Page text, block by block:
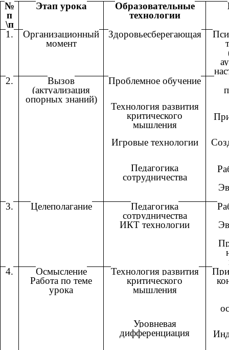
№
п
\п
Этап урока
Образовательные
технологии
1.
Организационный
момент
Здоровьесберегающая
2.
Вызов
(актуализация
опорных знаний)
Проблемное обучение
Технология развития
критического
мышления
Игровые технологии
Педагогика
сотрудничества
3.
Целеполагание
Педагогика
сотрудничества
ИКТ технологии
4.
Осмысление
Работа по теме
урока
Технология развития
критического
мышления
Уровневая
дифференциация